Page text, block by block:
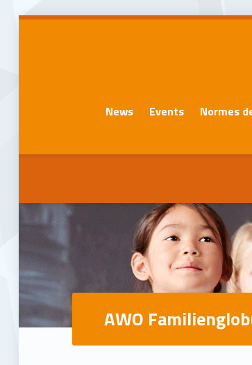
News Events Normes
AWO